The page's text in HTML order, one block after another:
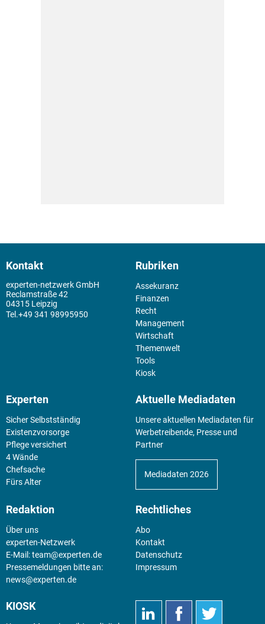
Kontakt
experten-netzwerk GmbH
Reclamstraße 42
04315 Leipzig
+49 341 98995950
Rubriken
Assekuranz
Finanzen
Recht
Management
Wirtschaft
Themenwelt
Tools
Kiosk
Experten
Sicher Selbstständig
Existenz­vorsorge
Pflege versichert
4 Wände
Chefsache
Fürs Alter
Aktuelle Mediadaten
Unsere aktuellen Mediadaten für
Werbetreibende, Presse und
Partner
Mediadaten 2026
Redaktion
Über uns
experten-Netzwerk
E-Mail:team@experten.de
Pressemeldungen bitte an:
news@experten.de
Rechtliches
Abo
Kontakt
Datenschutz
Impressum
KIOSK